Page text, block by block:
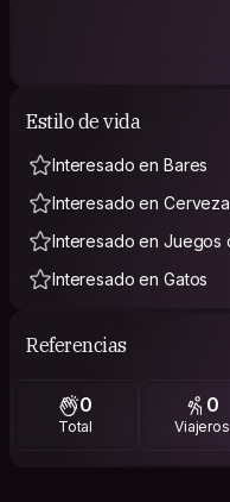
Estilo de vida
Interesado en Bares
Interesado en Cerveza
Interesado en Juegos
Interesado en Gatos
Referencias
0
Total
0
Viajeros